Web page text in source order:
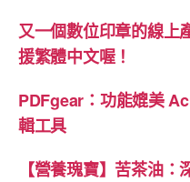
又一個數位印章的線上
援繁體中文喔！
PDFgear：功能媲美
輯工具
【營養瑰寶】苦茶油：